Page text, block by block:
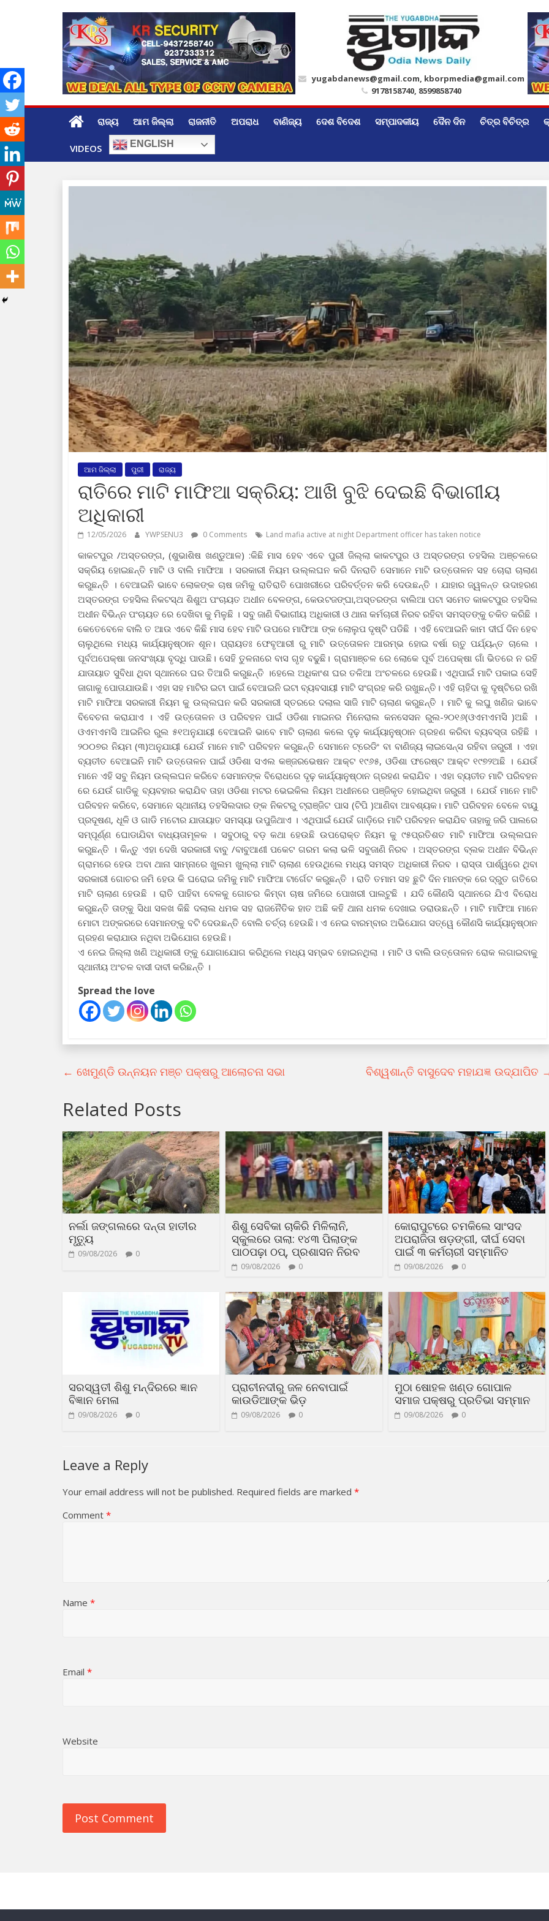
yugabdanews@gmail.com, kborpmedia@gmail.com
9178158740, 8599858740
ରାଜ୍ୟ ଆମ ଜିଲ୍ଲା ରାଜନୀତି ଅପରାଧ ବାଣିଜ୍ୟ ଦେଶ ବିଦେଶ ସମ୍ପାଦକୀୟ ଦୈନ ଦିନ ଚିତ୍ର ବିଚିତ୍ର
VIDEOS ENGLISH
ଆମ ଜିଲ୍ଲା ପୁରୀ ରାଜ୍ୟ
ରାତିରେ ମାଟି ମାଫିଆ ସକ୍ରିୟ: ଆଖି ବୁଝି ଦେଇଛି ବିଭାଗୀୟ
ଅଧିକାରୀ
12/05/2026 YWPSENU3 0 Comments Land mafia active at night Department officer has taken notice
କାକଟପୁର /ଅସ୍ତରଙ୍ଗ, (ଶୁଭାଶିଷ ଖଣ୍ଡୁଆଳ) :କିଛି ମାସ ହେବ ଏବେ ପୁରୀ ଜିଲ୍ଲା କାକଟପୁର ଓ ଅସ୍ତରଙ୍ଗ ତହସିଲ ଅଞ୍ଚଳରେ
ସକ୍ରିୟ ହୋଇଛନ୍ତି ମାଟି ଓ ବାଲି ମାଫିଆ । ସରକାରୀ ନିୟମ ଉଲ୍ଲଘନ କରି ଦିନରାତି ସେମାନେ ମାଟି ଉତ୍ତୋଳନ ସହ ଚୋରା ଚାଲାଣ
କରୁଛନ୍ତି । ବେଆଇନି ଭାବେ ଲୋକଙ୍କ ଚାଷ ଜମିକୁ ରାତିରାତି ପୋଖରୀରେ ପରିବର୍ତ୍ତନ କରି ଦେଉଛନ୍ତି । ଯାହାର ଜ୍ୱଳନ୍ତ ଉଦାହରଣ
ଅସ୍ତରଙ୍ଗ ତହସିଲ ନିକଟସ୍ଥ ଶିଶୁଅ ପଂଚାୟତ ଅଧୀନ ବେଳଙ୍ଗ, କେଉଟଜଙ୍ଘା,ଅସ୍ତରଙ୍ଗ ବାଲିଆ ପଟା ସମେତ କାକଟପୁର ତହସିଲ
ଅଧୀନ ବିଭିନ୍ନ ପଂଚାୟତ ରେ ଦେଖିବା କୁ ମିଳୁଛି । ସବୁ ଜାଣି ବିଭାଗୀୟ ଅଧିକାରୀ ଓ ଥାନା କର୍ମଚାରୀ ନିରବ ରହିବା ସମସ୍ତଙ୍କୁ ଚକିତ କରିଛି ।
କେତେବେଳେ ବାଲି ତ ଆଉ ଏବେ କିଛି ମାସ ହେବ ମାଟି ଉପରେ ମାଫିଆ ଙ୍କ ଲୋଲୁପ ଦୃଷ୍ଟି ପଡିଛି । ଏହି ବେଆଇନି କାମ ଦୀର୍ଘ ଦିନ ହେବ
ଚାଲୁଥିଲେ ମଧ୍ୟ କାର୍ଯ୍ୟାନୁଷ୍ଠାନ ଶୂନ। ପ୍ରାୟତଃ ଫେବୃଆରୀ ରୁ ମାଟି ଉତ୍ତୋଳନ ଆରମ୍ଭ ହୋଇ ବର୍ଷା ଋତୁ ପର୍ଯ୍ୟନ୍ତ ଚାଲେ ।
ପୂର୍ବଅପେକ୍ଷା ଜନସଂଖ୍ୟା ବୃଦ୍ଧି ପାଉଛି। ସେହି ତୁଳନାରେ ବାସ ଗୃହ ବଢୁଛି। ଗ୍ରାମାଞ୍ଚଳ ରେ ଲୋକେ ପୂର୍ବ ଅପେକ୍ଷା ଗାଁ ଭିତରେ ନ ରହି
ଯାତାୟାତ ସୁବିଧା ଥିବା ସ୍ଥାନରେ ଘର ତିଆରି କରୁଛନ୍ତି ।ହେଲେ ଅଧିକାଂଶ ଘର ତଳିଆ ଅଂଚଳରେ ହେଉଛି। ଏଥିପାଇଁ ମାଟି ପକାଇ ସେହି
ଜାଗାକୁ ପୋତାଯାଉଛି। ଏହା ସହ ମାଟିର ଇଟା ପାଇଁ ବେଆଇନି ଇଟା ବ୍ୟବସାୟୀ ମାଟି ସଂଗ୍ରହ କରି ରଖୁଛନ୍ତି। ଏହି ଚାହିଦା କୁ ଦୃଷ୍ଟିରେ ରଖି
ମାଟି ମାଫିଆ ସରକାରୀ ନିୟମ କୁ ଉଲ୍ଲଘନ କରି ସରକାରୀ ସ୍ତରରେ ଦଲାଲ ସାଜି ମାଟି ଚାଲାଣ କରୁଛନ୍ତି । ମାଟି କୁ ଲଘୁ ଖଣିଜ ଭାବେ
ବିବେଚନା କରାଯାଏ । ଏହି ଉତ୍ତୋଳନ ଓ ପରିବହନ ପାଇଁ ଓଡିଶା ମାଇନର ମିନେରାଲ କନସେସନ ରୁଲ-୨୦୧୬(ଓଏମଏମସି )ଅଛି ।
ଓଏମଏମସି ଆଇନିର ରୁଲ ୫୧ଅନୁଯାୟୀ ବେଆଇନି ଭାବେ ମାଟି ଚାଲାଣ କଲେ ଦୃଢ଼ କାର୍ଯ୍ୟାନୁଷ୍ଠାନ ଗ୍ରହଣ କରିବା ବ୍ୟବସ୍ତା ରହିଛି ।
୨୦୦୭ର ନିୟମ (୩)ଅନୁଯାୟୀ ଯେଉଁ ମାନେ ମାଟି ପରିବହନ କରୁଛନ୍ତି ସେମାନେ ଟ୍ରେଡିଂ ବା ବାଣିଜ୍ୟ ଲାଇସେନ୍ସ ରହିବା ଜରୁରୀ । ଏହା
ବ୍ୟତୀତ ବେଆଇନି ମାଟି ଉତ୍ତୋଳନ ପାଇଁ ଓଡିଶା ସଏଲ କଞ୍ଜରଭେଷନ ଆକ୍ଟ ୧୯୬୫, ଓଡିଶା ଫରେଷ୍ଟ ଆକ୍ଟ ୧୯୭୨ଅଛି । ଯେଉଁ
ମାନେ ଏହି ସବୁ ନିୟମ ଉଲ୍ଲଘନ କରିବେ ସେମାନଙ୍କ ବିରୋଧରେ ଦୃଢ଼ କାର୍ଯ୍ୟାନୁଷ୍ଠାନ ଗ୍ରହଣ କରାଯିବ । ଏହା ବ୍ୟତୀତ ମାଟି ପରିବହନ
ରେ ଯେଉଁ ଗାଡିକୁ ବ୍ୟବହାର କରାଯିବ ତାହା ଓଡିଶା ମଟର ଭେଇକିଲ ନିୟମ ଅଧୀନରେ ପଞ୍ଜିକୃତ ହୋଇଥିବା ଜରୁରୀ । ଯେଉଁ ମାନେ ମାଟି
ପରିବହନ କରିବେ, ସେମାନେ ସ୍ଥାନୀୟ ତହସିଲଦାର ଙ୍କ ନିକଟରୁ ଟ୍ରାଞ୍ଜିଟ ପାସ (ଟିପି )ଆଣିବା ଆବଶ୍ୟକ। ମାଟି ପରିବହନ ବେଳେ ବାୟୁ
ପ୍ରଦୂଷଣ, ଧୂଳି ଓ ଗାଡି ମଟୋର ଯାତାୟାତ ସମସ୍ୟା ଉପୁଜିଥାଏ । ଏଥିପାଇଁ ଯେଉଁ ଗାଡ଼ିରେ ମାଟି ପରିବହନ କରାଯିବ ତାହାକୁ ଜରି ପାଲରେ
ସମ୍ପୂର୍ଣ୍ଣ ଘୋଡାଯିବା ବାଧ୍ୟତାମୂଳକ । ସବୁଠାରୁ ବଡ଼ କଥା ହେଉଛି ଉପରୋକ୍ତ ନିୟମ କୁ ୯୫ପ୍ରତିଶତ ମାଟି ମାଫିଆ ଉଲ୍ଲଘନ
କରୁଛନ୍ତି । କିନ୍ତୁ ଏହା ଦେଖି ସରକାରୀ ବାବୁ /ବାବୁଆଣୀ ପକେଟ ଗରମ କଲା ଭଳି ସବୁଜାଣି ନିରବ । ଅସ୍ତରଙ୍ଗ ବ୍ଲକ ଅଧୀନ ବିଭିନ୍ନ
ଗ୍ରାମରେ ହେଉ ଅବା ଥାନା ସାମ୍ନାରେ ଖୁଲମ ଖୁଲ୍ଲା ମାଟି ଚାଲାଣ ହେଉଥିଲେ ମଧ୍ୟ ସମସ୍ତ ଅଧିକାରୀ ନିରବ । ରାସ୍ତା ପାର୍ଶ୍ୱରେ ଥିବା
ସରକାରୀ ଗୋଚର ଜମି ହେଉ କି ଘରୋଇ ଜମିକୁ ମାଟି ମାଫିଆ ଟାର୍ଗେଟ କରୁଛନ୍ତି । ରାତି ତମାମ ସହ ଛୁଟି ଦିନ ମାନଙ୍କ ରେ ଦ୍ରୁତ ଗତିରେ
ମାଟି ଚାଲାଣ ହେଉଛି । ରାତି ପାହିବା ବେଳକୁ ଗୋଚର କିମ୍ବା ଚାଷ ଜମିରେ ପୋଖରୀ ପାଲଟୁଛି । ଯଦି କୌଣସି ସ୍ଥାନରେ ଯିଏ ବିରୋଧ
କରୁଛନ୍ତି ତାଙ୍କୁ ସିଧା ସଳଖ କିଛି ଦଲାଲ ଧମକ ସହ ରାଜନୈତିକ ହାତ ଅଛି କହି ଥାନା ଧମକ ଦେଖାଇ ଡରାଉଛନ୍ତି । ମାଟି ମାଫିଆ ମାନେ
ମୋଟା ଅଙ୍କରରେ ସେମାନଙ୍କୁ ବଟି ଦେଉଛନ୍ତି ବୋଲି ଚର୍ଚ୍ଚା ହେଉଛି। ଏ ନେଇ ବାରମ୍ବାର ଅଭିଯୋଗ ସତ୍ୱେ କୌଣସି କାର୍ଯ୍ୟାନୁଷ୍ଠାନ
ଗ୍ରହଣ କରାଯାଉ ନଥିବା ଅଭିଯୋଗ ହେଉଛି।
ଏ ନେଇ ଜିଲ୍ଲା ଖଣି ଅଧିକାରୀ ଙ୍କୁ ଯୋଗାଯୋଗ କରିଥିଲେ ମଧ୍ୟ ସମ୍ଭବ ହୋଇନଥିଲା । ମାଟି ଓ ବାଲି ଉତ୍ତୋଳନ ରୋକ ଲଗାଇବାକୁ
ସ୍ଥାନୀୟ ଅଂଚଳ ବାସୀ ଦାବୀ କରିଛନ୍ତି ।
Spread the love
← ଖେମୁଣ୍ଡି ଉନ୍ନୟନ ମଞ୍ଚ ପକ୍ଷରୁ ଆଲୋଚନା ସଭା ବିଶ୍ୱଶାନ୍ତି ବାସୁଦେବ ମହାଯଜ୍ଞ ଉଦ୍‍ଯାପିତ
Related Posts
ନର୍ଲା ଜଙ୍ଗଲରେ ଦନ୍ତା ହାତୀର
ମୃତ୍ୟୁ
09/08/2026 0
ଶିଶୁ ସେବିକା ଚାକିରି ମିଳିଲାନି,
ସ୍କୁଲରେ ତାଲା: ୧୪୩ ପିଲାଙ୍କ
ପାଠପଢ଼ା ଠପ୍, ପ୍ରଶାସନ ନିରବ
09/08/2026 0
କୋରାପୁଟରେ ଚମକିଲେ ସାଂସଦ
ଅପରାଜିତା ଷଡ଼ଙ୍ଗୀ, ଦୀର୍ଘ ସେବା
ପାଇଁ ୩ କର୍ମଚାରୀ ସମ୍ମାନିତ
09/08/2026 0
ସରସ୍ୱତୀ ଶିଶୁ ମନ୍ଦିରରେ ଜ୍ଞାନ
ବିଜ୍ଞାନ ମେଳା
09/08/2026 0
ପ୍ରାଚୀନଦୀରୁ ଜଳ ନେବାପାଇଁ
କାଉଡିଆଙ୍କ ଭିଡ଼
09/08/2026 0
ମୁଠା ଷୋହଳ ଖଣ୍ଡ ଗୋପାଳ
ସମାଜ ପକ୍ଷରୁ ପ୍ରତିଭା ସମ୍ମାନ
09/08/2026 0
Leave a Reply
Your email address will not be published. Required fields are marked *
Comment *
Name *
Email *
Website